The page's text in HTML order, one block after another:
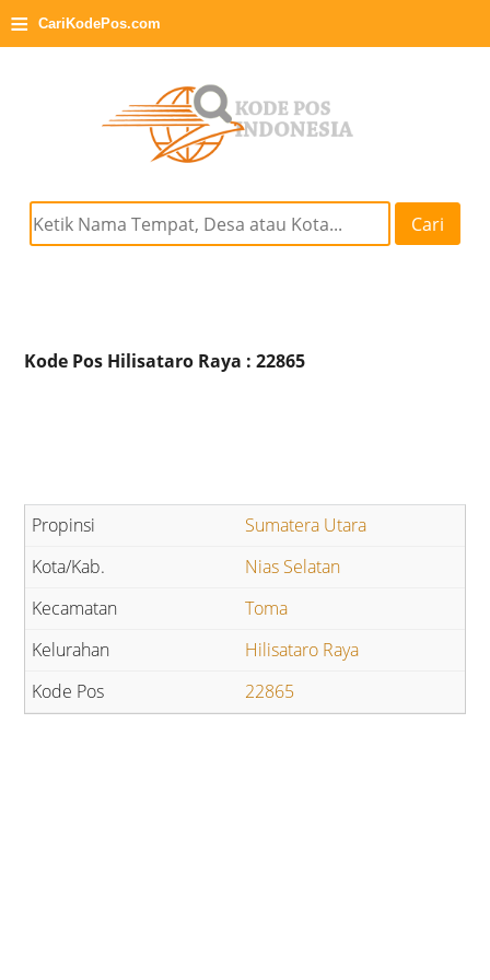
≡ CariKodePos.com
Cari
Kode Pos Hilisataro Raya : 22865
Sumatera Utara
Nias Selatan
Toma
Hilisataro Raya
22865